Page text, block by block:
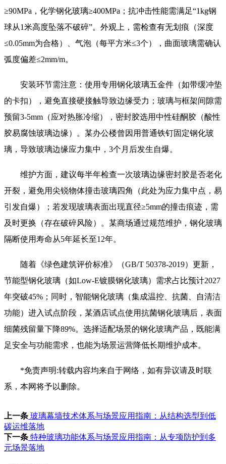
≥90MPa，化学钢化玻璃≥400MPa；抗冲击性能需满足“1kg钢
球从1米高度坠落不破碎”。外观上，需检查有无划痕（深度
≤0.05mm为合格）、气泡（每平方米≤3个），曲面玻璃需确认
弧度偏差≤2mm/m。
安装环节需注意：使用专用钢化玻璃五金件（如带缓冲垫
的卡扣），避免直接硬接触导致边缘受力；玻璃与框架间隙需
预留3-5mm（应对热胀冷缩），密封胶选用中性硅酮胶（酸性
胶易腐蚀玻璃边缘）。某办公楼曾因用普通铁钉固定钢化玻
璃，导致玻璃边缘应力集中，3个月后发生自爆。
维护方面，建议每半年检查一次玻璃边缘密封胶是否老化
开裂，避免用尖锐物体撞击玻璃四角（此处为应力集中点，易
引发自爆）；若发现玻璃表面出现直径≥5mm的撞击痕迹，需
及时更换（存在破碎风险）。某商场通过规范维护，钢化玻璃
隔断使用寿命从5年延长至12年。
随着《绿色建筑评价标准》（GB/T 50378-2019）更新，
节能型钢化玻璃（如Low-E镀膜钢化玻璃）需求占比预计2027
年突破45%；同时，智能钢化玻璃（集成温控、抗菌、自清洁
功能）进入试点阶段，某酒店试点使用抗菌钢化玻璃后，表面
细菌残留量下降89%。选择适配场景的钢化玻璃产品，既能满
足安全与功能需求，也能为场景运营降低长期维护成本。
*免责声明:转载内容均来自于网络，如有异议请及时联
系，本网将予以删除。
上一条 玻璃幕墙技术体系与场景应用指南：从结构选型到低
碳运维落地
下一条 特种玻璃功能体系与场景应用指南：从专项防护到多
元场景落地